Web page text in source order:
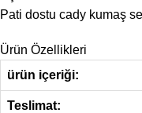
Pati dostu cady kumaş
Ürün Özellikleri
ürün içeriği:
Teslimat: